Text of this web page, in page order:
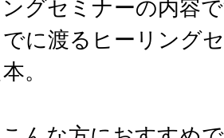
グセミナーの内容
に渡るヒーリング
。